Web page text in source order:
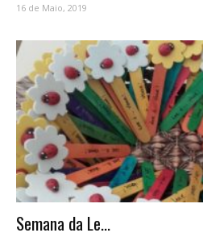
16 de Maio, 2019
Semana da Le...